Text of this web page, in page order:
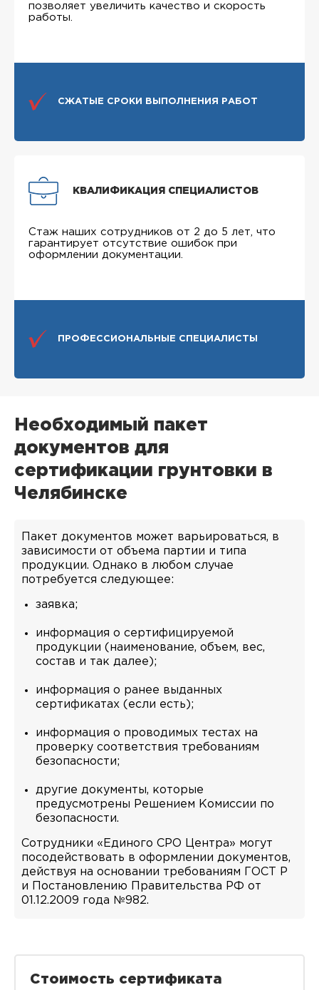
позволяет увеличить качество и скорость
работы.
СЖАТЫЕ СРОКИ ВЫПОЛНЕНИЯ РАБОТ
КВАЛИФИКАЦИЯ СПЕЦИАЛИСТОВ
Стаж наших сотрудников от 2 до 5 лет, что
гарантирует отсутствие ошибок при
оформлении документации.
ПРОФЕССИОНАЛЬНЫЕ СПЕЦИАЛИСТЫ
Необходимый пакет
документов для
сертификации грунтовки в
Челябинске
Пакет документов может варьироваться, в
зависимости от объема партии и типа
продукции. Однако в любом случае
потребуется следующее:
заявка;
информация о сертифицируемой
продукции (наименование, объем, вес,
состав и так далее);
информация о ранее выданных
сертификатах (если есть);
информация о проводимых тестах на
проверку соответствия требованиям
безопасности;
другие документы, которые
предусмотрены Решением Комиссии по
безопасности.
Сотрудники «Единого СРО Центра» могут
посодействовать в оформлении документов,
действуя на основании требованиям ГОСТ Р
и Постановлению Правительства РФ от
01.12.2009 года №982.
Стоимость сертификата